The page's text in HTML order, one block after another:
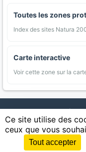
Toutes les zones
Index des sites Natura
Carte interactive
Voir cette zone sur la
AgriMap — Données
Appellations | Regions
Littoral | Espaces naturels
|
Ce site utilise des
ceux que vous
Tout accepter